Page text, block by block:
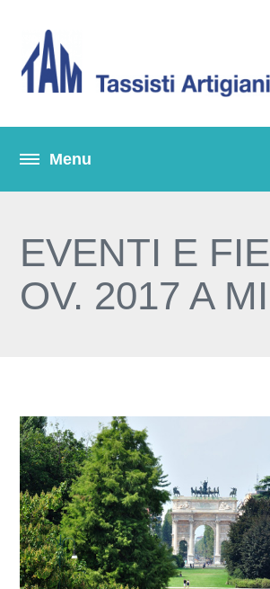
EVENTI E
OV. 2017 A